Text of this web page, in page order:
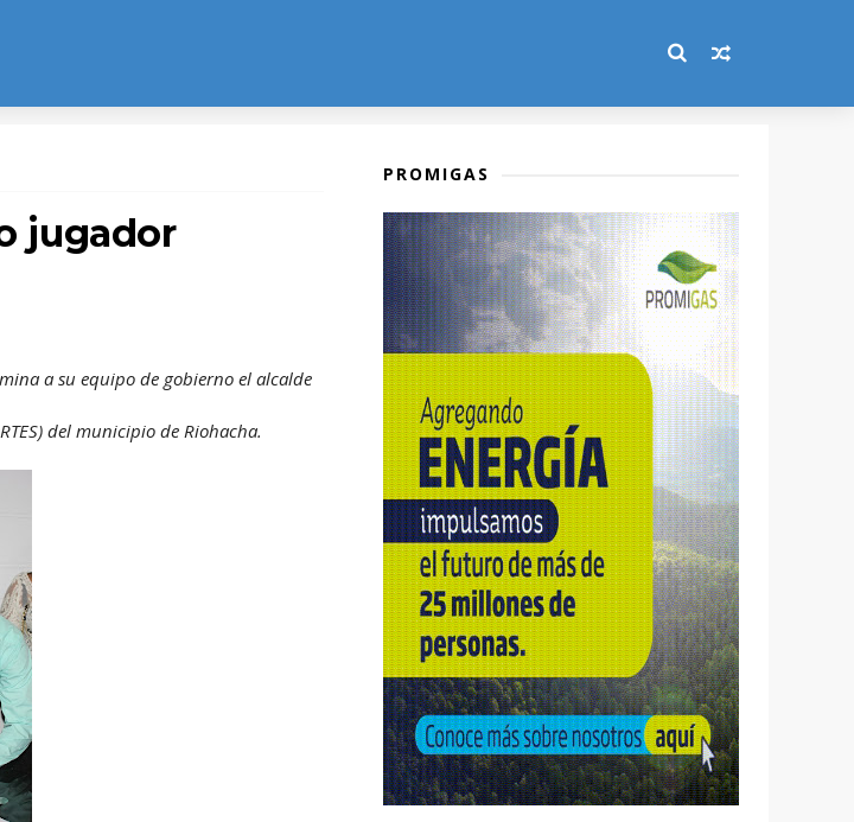
jugador
a su equipo de gobierno el alcalde
del municipio de Riohacha.
PROMIGAS